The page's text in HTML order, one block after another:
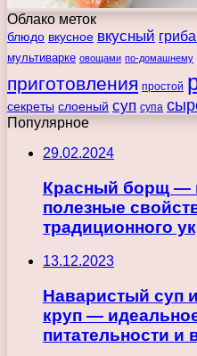
Облако меток
блюдо вкусное вкусный
мультиварке овощами по-домашнему
приготовления простой
секреты слоеный суп супа
Популярное
29.02.2024
Красный борщ —
полезные
традиционного
13.12.2023
Наваристый суп
круп —
питательности и